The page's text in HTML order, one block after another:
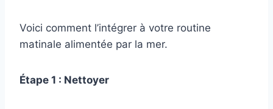
Voici comment l’intégrer à votre routine
matinale alimentée par la mer.
Étape 1 : Nettoyer